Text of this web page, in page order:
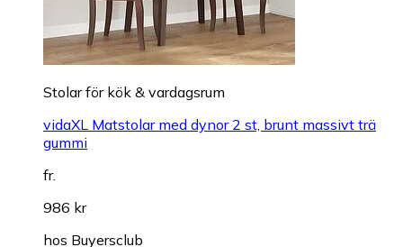
Stolar för kök & vardagsrum
vidaXL Matstolar med dynor 2 st, brunt massivt trä
gummi
fr.
986 kr
hos Buyersclub